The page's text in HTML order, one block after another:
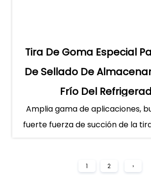
Tira De Goma Especial
De Sellado De
Frío Del
Amplia gama de aplicaciones,
fuerte fuerza de succión de la
1 2 ›